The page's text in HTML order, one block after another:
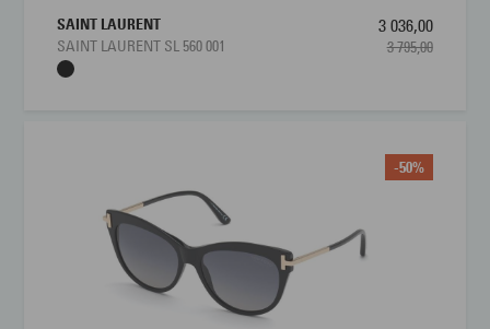
SAINT LAURENT
SAINT LAURENT SL 560 001
3 036,00
3 795,00
-50%